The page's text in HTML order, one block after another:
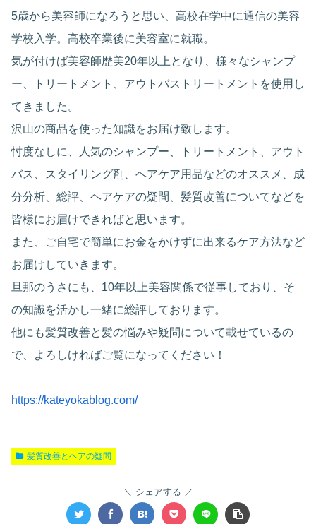
5歳から美容師になろうと思い、高校在学中に通信の美容
学校入学。高校卒業後に美容室に就職。
気が付けば美容師歴美20年以上となり、様々なシャンプ
ー、トリートメント、アウトバストリートメントを使用し
てきました。
沢山の商品を使った知識をお届け致します。
忖度なしに、人気のシャンプー、トリートメント、アウト
バス、スタイリング剤、ヘアケア用品などのオススメ、成
分分析、総評、ヘアケアの疑問、髪質改善についてなどを
皆様にお届けできればと思います。
また、ご自宅で簡単にお金をかけずに出来るケア方法など
お届けしていきます。
旦那のうさにも、10年以上美容関係で従事しており、そ
の知識を活かし一緒に総評しております。
他にも髪質改善と髪の悩みや疑問について載せているの
で、よろしければご覧になってください！
https://kateyokablog.com/
髪質改善とヘアの疑問
シェアする